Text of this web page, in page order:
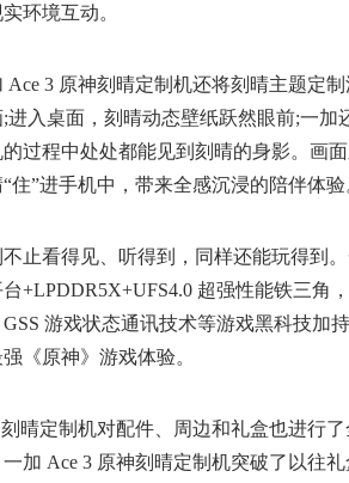
环境互动。
3 原神刻晴定制机还将刻晴主题定制
进入桌面，刻晴动态壁纸跃然眼前;一加
过程中处处都能见到刻晴的身影。画
住”进手机中，带来全感沉浸的陪伴体验
看得见、听得到，同样还能玩得到。
+LPDDR5X+UFS4.0 超强性能铁三角
游戏状态通讯技术等游戏黑科技加
《原神》游戏体验。
定制机对配件、周边和礼盒也进行了
加 Ace 3 原神刻晴定制机突破了以往